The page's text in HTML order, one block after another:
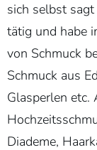
sich selbst sagt
tätig und habe
von Schmuck
Schmuck aus
Glasperlen
Diademe,